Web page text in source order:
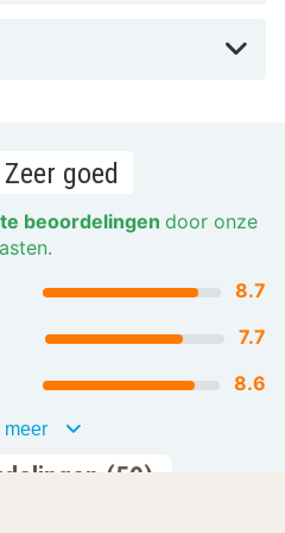
Zeer goed
beoordelingen door onze
8.7
7.7
8.6
meer
(59)